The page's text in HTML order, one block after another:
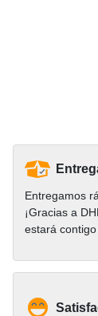
Entregamos
¡Gracias a
estará